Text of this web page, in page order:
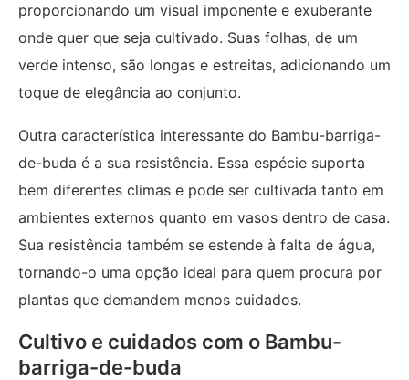
proporcionando um visual imponente e exuberante
onde quer que seja cultivado. Suas folhas, de um
verde intenso, são longas e estreitas, adicionando um
toque de elegância ao conjunto.
Outra característica interessante do Bambu-barriga-
de-buda é a sua resistência. Essa espécie suporta
bem diferentes climas e pode ser cultivada tanto em
ambientes externos quanto em vasos dentro de casa.
Sua resistência também se estende à falta de água,
tornando-o uma opção ideal para quem procura por
plantas que demandem menos cuidados.
Cultivo e cuidados com o Bambu-
barriga-de-buda